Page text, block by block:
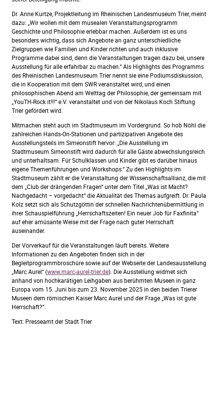
Dr. Anne Kurtze, Projektleitung im Rheinischen Landesmuseum Trier, meint
dazu: „Wir wollen mit dem musealen Veranstaltungsprogramm
Geschichte und Philosophie erlebbar machen. Außerdem ist es uns
besonders wichtig, dass sich Angebote an ganz unterschiedliche
Zielgruppen wie Familien und Kinder richten und auch inklusive
Programme dabei sind, denn die Veranstaltungen tragen dazu bei, unsere
Ausstellung für alle erfahrbar zu machen.“ Als Highlights des Programms
des Rheinischen Landesmuseum Trier nennt sie eine Podiumsdiskussion,
die in Kooperation mit dem SWR veranstaltet wird, und einen
philosophischen Abend am Welttag der Philosophie, der gemeinsam mit
„YouTH-Rock it!!!“ e.V. veranstaltet und von der Nikolaus Koch Stiftung
Trier gefördert wird.
Mitmachen steht auch im Stadtmuseum im Vordergrund. So hob Nöhl die
zahlreichen Hands-On-Stationen und partizipativen Angebote des
Ausstellungsteils im Simeonstift hervor: „Die Ausstellung im
Stadtmuseum Simeonstift wird dadurch für alle Gäste abwechslungsreich
und unterhaltsam. Für Schulklassen und Kinder gibt es darüber hinaus
eigene Themenführungen und Workshops.“ Zu den Highlights im
Stadtmuseum zählt er die Veranstaltung der Wissenschaftsallianz, die mit
dem „Club der drängenden Fragen“ unter dem Titel „Was ist Macht?
Nachgedacht – vorgedacht“ die Aktualität des Themas aufgreift. Dr. Paula
Kolz setzt sich als Schutzgöttin der schnellen Nachrichtenübermittlung in
ihrer Schauspielführung „Herrschaftszeiten! Ein neuer Job für Faxfinita“
auf eher amüsante Weise mit der Frage nach guter Herrschaft
auseinander.
Der Vorverkauf für die Veranstaltungen läuft bereits. Weitere
Informationen zu den Angeboten finden sich in der
Begleitprogrammbroschüre sowie auf der Webseite der Landesausstellung
„Marc Aurel“ (www.marc-aurel-trier.de). Die Ausstellung widmet sich
anhand von hochkarätigen Leihgaben aus berühmten Museen in ganz
Europa vom 15. Juni bis zum 23. November 2025 in den beiden Trierer
Museen dem römischen Kaiser Marc Aurel und der Frage „Was ist gute
Herrschaft?“.
Text: Presseamt der Stadt Trier